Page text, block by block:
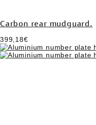
Carbon rear mudguard.
399,18€